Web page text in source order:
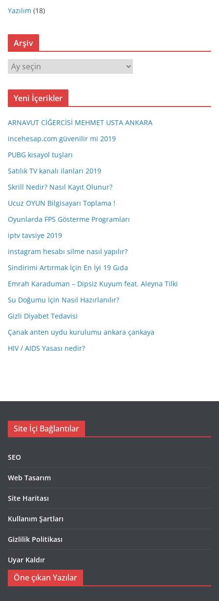
Yazılım (18)
Arşiv
ş
Yeni İçerikler
ARNAVUT CİĞERCİSİ MEHMET USTA ANKARA
incehesap.com güvenilir mi 2019
PUBG kısayol tuşları
Satılık TV kanalı ilanları 2019
Skrill Nedir? Nasıl Kayıt Olunur?
Ucuz OYUN Bilgisayarı Toplama !
Oyunlarda FPS Gösterme Programları
iptv tavsiye 2019
instagram hesabı silme nasıl yapılır?
Sindirimi Artırmak İçin En İyi 19 Gıda
Emrah Karaduman – Dipsiz Kuyum feat. Aleyna Tilki
Su Doğumu İçin Nasıl Hazırlanılır?
Gizli Diyabet Tedavisi
Çanak anten uydu kurulumu ankara çankaya
HIV / AIDS Yasası nedir?
Site İçi Bağlantılar
SEO
Web Tasarım
Site Haritası
Kullanım Şartları
Gizlilik Politikası
Uyar Kaldır
Öne çıkan Yazılar